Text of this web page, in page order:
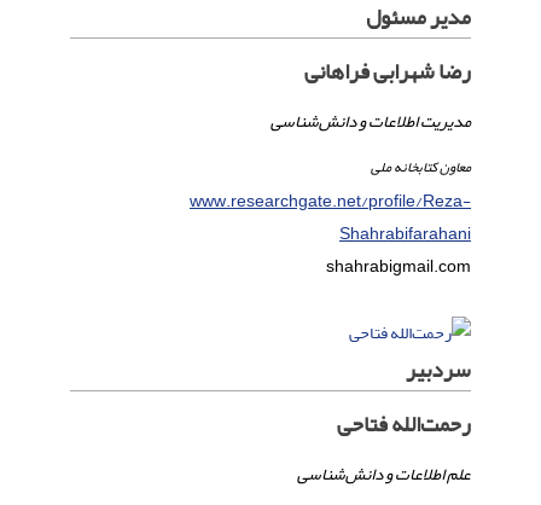
مدیر مسئول
رضا شهرابی فراهانی
مدیریت اطلاعات و دانش‌شناسی
معاون کتابخانه ملی
www.researchgate.net/profile/Reza-
Shahrabifarahani
shahrabigmail.com
سردبیر
رحمت‌الله فتاحی
علم اطلاعات و دانش‌شناسی